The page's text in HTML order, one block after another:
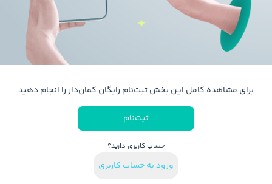
برای مشاهده کامل این بخش ثبت‌نام رایگان کمان‌دار را انجام دهید
ثبت‌نام
حساب کاربری دارید؟
ورود به حساب کاربری